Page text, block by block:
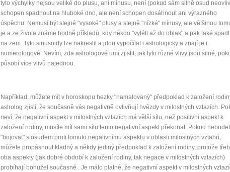
10 tipů pro zdravý a
plnohodnotný život
... všechny tipy zdarma.
tyto výchylky nejsou veliké do plusu, ani mínusu, není (pokud sám silně osud
schopen spadnout na hluboké dno, ale není schopen dosáhnout ani výrazného
úspěchu. Nemusí být stejné "vysoké" plusy a stejně "nízké" mínusy, ale většinou
je a ze života známe hodně příkladů, kdy někdo "vylétl až do oblak" a pak také
na zem. Tyto sinusoidy lze nakreslit a jdou vypočítat i astrologicky a znají je i
numerologové. Nevím, zda astrologové umí zjistit, jak tyto různé vlivy jsou silné,
působí více vlivů najednou.
Například: můžete mít v horoskopu hezky "namalovaný" předpoklad k založení
astrolog zjistí, že současně vás negativně ovlivňují hvězdy v milostných vztazích.
neví, že negativní aspekt v milostných vztazích má větší sílu, než positivní aspekt k
založení rodiny, musíte mít sami sílu tento negativní aspekt překonat. Pokud
"bojovat" s osudem proti tomuto negativnímu aspektu v oblasti milostných vztahů,
můžete propásnout kladný a někdy jediný předpoklad k založení rodiny, protože
oba aspekty (jak dobré období k založení rodiny, tak negace v milostných vztazích)
probíhají bohužel současně . Je málo platné, že negativní aspekt v milostných